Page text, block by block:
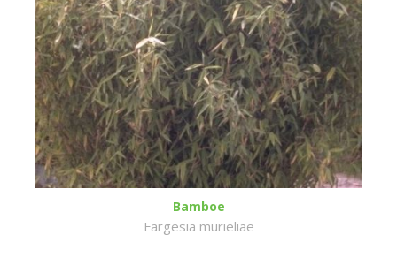
Bamboe
Fargesia murieliae